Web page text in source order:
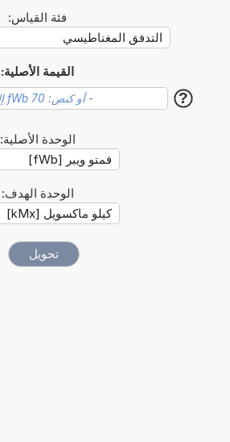
فئة القياس:
القيمة الأصلية:
?
الوحدة الأصلية:
الوحدة الهدف: